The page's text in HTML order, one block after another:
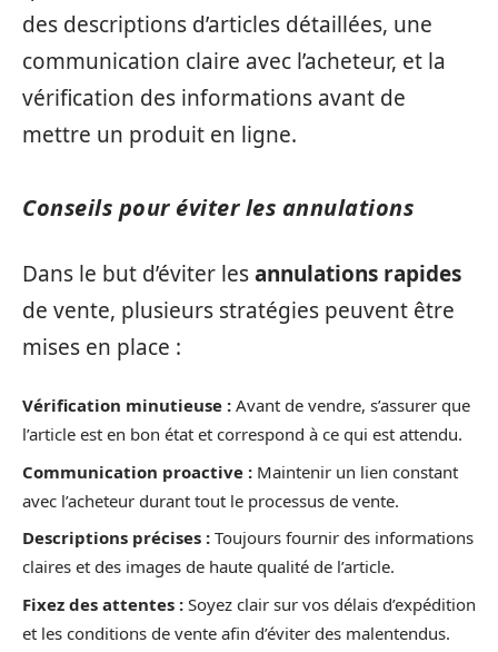
des descriptions d’articles détaillées, une
communication claire avec l’acheteur, et la
vérification des informations avant de
mettre un produit en ligne.
Conseils pour éviter les annulations
Dans le but d’éviter lesannulations rapides
de vente, plusieurs stratégies peuvent être
mises en place :
Vérification minutieuse : Avant de vendre, s’assurer que
l’article est en bon état et correspond à ce qui est attendu.
Communication proactive : Maintenir un lien constant
avec l’acheteur durant tout le processus de vente.
Descriptions précises : Toujours fournir des informations
claires et des images de haute qualité de l’article.
Fixez des attentes : Soyez clair sur vos délais d’expédition
et les conditions de vente afin d’éviter des malentendus.